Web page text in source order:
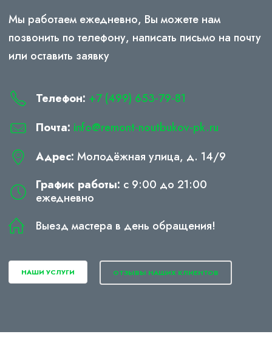
Мы работаем ежедневно, Вы можете нам
позвонить по телефону, написать письмо на почту
или оставить заявку
Телефон: +7 (499) 653-79-81
Почта: info@remont-noutbukov-pk.ru
Адрес: Молодёжная улица, д. 14/9
График работы: с 9:00 до 21:00
ежедневно
Выезд мастера в день обращения!
НАШИ УСЛУГИ ОТЗЫВЫ НАШИХ КЛИЕНТОВ